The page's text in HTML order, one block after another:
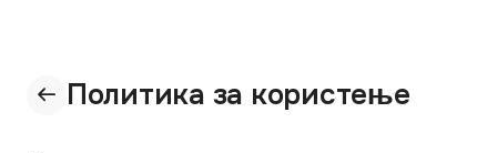
Политика за користење